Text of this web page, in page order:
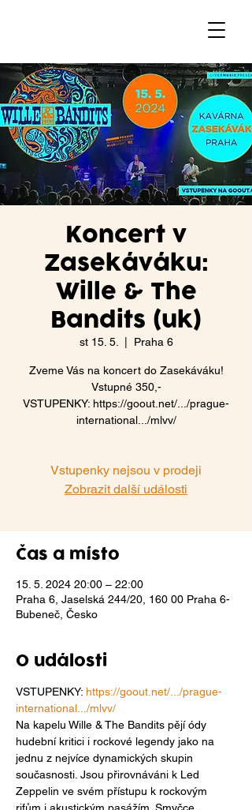
Koncert v
Zasekáváku:
Wille & The
Bandits (uk)
st 15. 5. Praha 6
Zveme Vás na koncert do Zasekáváku!
Vstupné 350,-
VSTUPENKY: https://goout.net/.../prague-
international.../mlvv/
Vstupenky nejsou v prodeji
Zobrazit další události
Čas a místo
15. 5. 2024 20:00 – 22:00
Praha 6, Jaselská 244/20, 160 00 Praha 6-
Bubeneč, Česko
O události
VSTUPENKY: https://goout.net/.../prague-
international.../mlvv/
Na kapelu Wille & The Bandits pějí ódy
hudební kritici i rockové legendy jako na
jednu z nejvíce dynamických skupin
současnosti. Jsou přirovnáváni k Led
Zeppelin ve svém přístupu k rockovým